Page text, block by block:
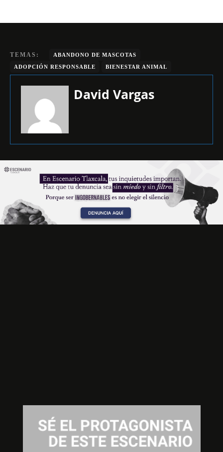
TEMAS:
ABANDONO DE MASCOTAS
ADOPCIÓN RESPONSABLE
BIENESTAR ANIMAL
David Vargas